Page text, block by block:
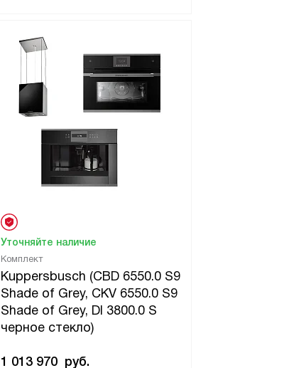
Комплект
Kuppersbusch (CBD 6550.0 S9
Shade of Grey, CKV 6550.0 S9
Shade of Grey, DI 3800.0 S
черное стекло)
Уточняйте наличие
1 013 970 руб.